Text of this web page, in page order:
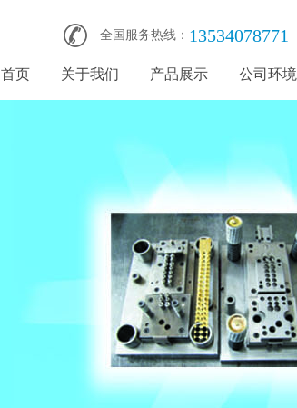
全国服务热线： 13534078771
首页 关于我们 产品展示 公司环境